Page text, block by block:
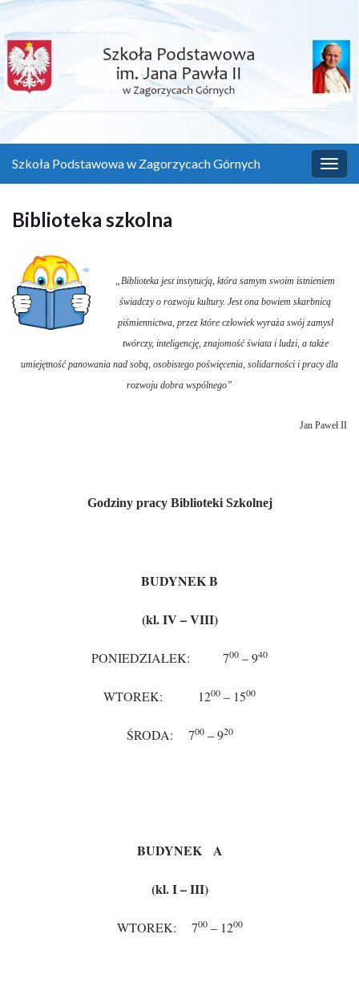
Szkoła Podstawowa w Zagorzycach Górnych
Biblioteka szkolna
„Biblioteka jest instytucją, która samym swoim istnieniem
świadczy o rozwoju kultury. Jest ona bowiem skarbnicą
piśmiennictwa, przez które człowiek wyraża swój zamysł
twórczy, inteligencję, znajomość świata i ludzi, a także
umiejętność panowania nad sobą, osobistego poświęcenia, solidarności i pracy dla
rozwoju dobra wspólnego”
Jan Paweł II
Godziny pracy Biblioteki Szkolnej
BUDYNEK B
(kl. IV – VIII)
PONIEDZIAŁEK: 700 – 940
WTOREK: 1200 – 1500
ŚRODA: 700– 920
BUDYNEK A
(kl. I – III)
WTOREK: 700– 1200